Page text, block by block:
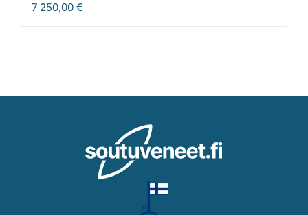
7 250,00 €